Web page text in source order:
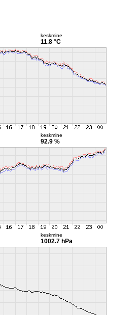
keskmine
11.8 °C
keskmine
92.9 %
keskmine
1002.7 hPa